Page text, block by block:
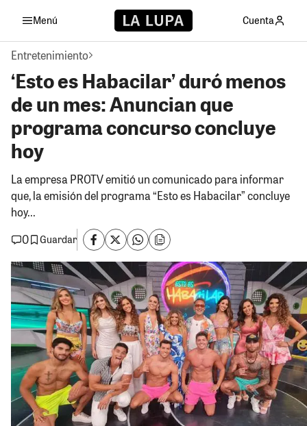
Menú Cuenta
Entretenimiento
‘Esto es Habacilar’ duró menos
de un mes: Anuncian que
programa concurso concluye
hoy
La empresa PROTV emitió un comunicado para informar
que, la emisión del programa “Esto es Habacilar” concluye
hoy...
0
Guardar